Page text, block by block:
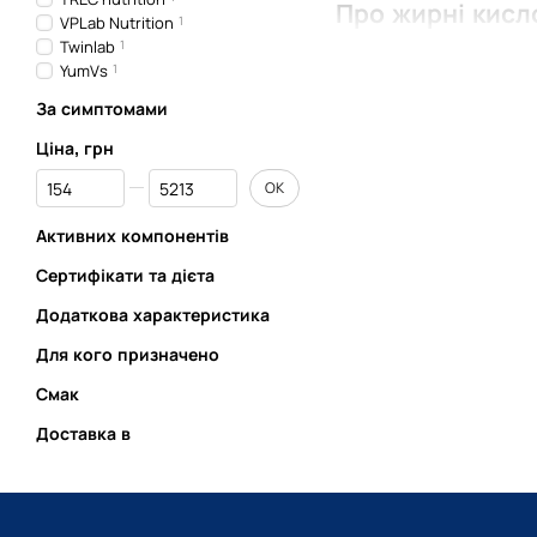
Про жирні
VPLab Nutrition 1
Twinlab 1
YumVs 1
За симптомами
Ціна, грн
Від Ціна, грн
До Ціна, грн ОК
Активних компонентів
Сертифікати та дієта
Додаткова характеристика
Для кого призначено
Смак
Доставка в